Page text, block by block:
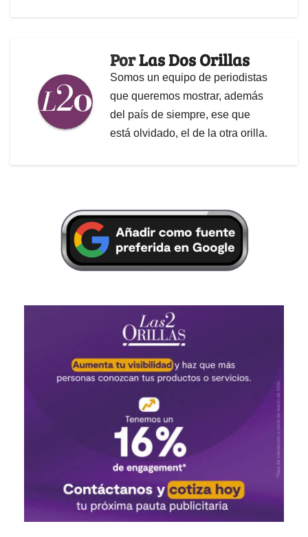
PorLas Dos Orillas
Somos un equipo de periodistas
que queremos mostrar, además
del país de siempre, ese que
está olvidado, el de la otra orilla.